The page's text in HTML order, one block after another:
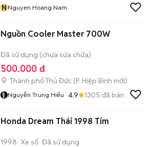
NNguyen Hoang Nam
Nguồn Cooler Master 700W
Đã sử dụng (chưa sửa chữa)
500.000 đ
Thành phố Thủ Đức (P. Hiệp Bình mới)
Nguyễn Trung Hiếu 4.9 1305 đã bán
Honda Dream Thái 1998 Tím
1998 Xe số Đã sử dụng